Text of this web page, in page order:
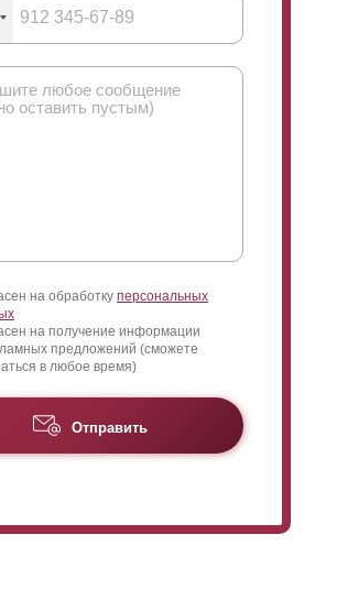
на обработку персональных
на получение информации
предложений (сможете
в любое время)
Отправить